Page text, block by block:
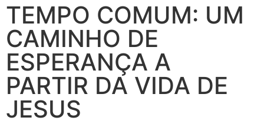
TEMPO COMUM: UM
CAMINHO DE
ESPERANÇA A
PARTIR DA VIDA DE
JESUS